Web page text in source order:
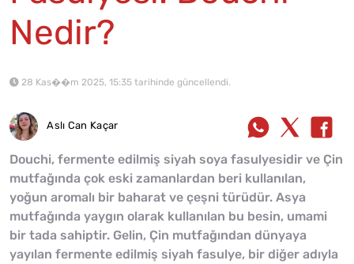
Nedir?
28 Kas��m 2025, 15:35 tarihinde güncellendi.
Aslı Can Kaçar
Douchi, fermente edilmiş siyah soya fasulyesidir ve Çin
mutfağında çok eski zamanlardan beri kullanılan,
yoğun aromalı bir baharat ve çeşni türüdür. Asya
mutfağında yaygın olarak kullanılan bu besin, umami
bir tada sahiptir. Gelin, Çin mutfağından dünyaya
yayılan fermente edilmiş siyah fasulye, bir diğer adıyla